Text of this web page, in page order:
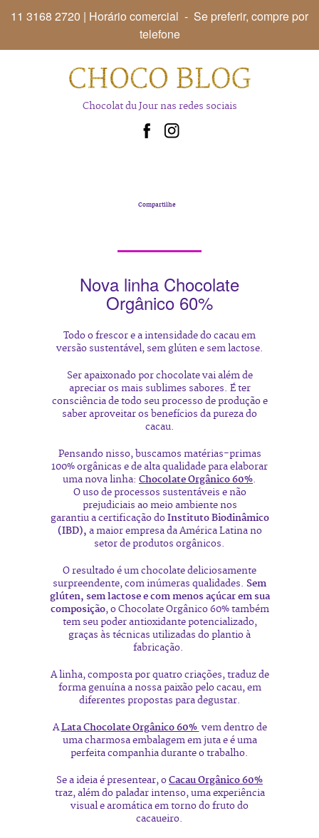
11 3168 2720 | Horário comercial - Se preferir, compre por
telefone
Chocolat du Journas redes sociais
Compartilhe
Nova linha Chocolate
Orgânico 60%
Todo o frescor e a intensidade do cacau em
versão sustentável, sem glúten e sem lactose.
Ser apaixonado por chocolate vai além de
apreciar os mais sublimes sabores. É ter
consciência de todo seu processo de produção e
saber aproveitar os benefícios da pureza do
cacau.
Pensando nisso, buscamos matérias-primas
100% orgânicas e de alta qualidade para elaborar
uma nova linha: Chocolate Orgânico 60%.
O uso de processos sustentáveis e não
prejudiciais ao meio ambiente nos
garantiu a certificação doInstituto Biodinâmico
(IBD),a maior empresa da América Latina no
setor de produtos orgânicos.
O resultado é um chocolate deliciosamente
surpreendente, com inúmeras qualidades. Sem
glúten, sem lactosee com menos açúcar em sua
composição, o Chocolate Orgânico 60% também
tem seu poder antioxidante potencializado,
graças às técnicas utilizadas do plantio à
fabricação.
A linha, composta por quatro criações, traduz de
forma genuína a nossa paixão pelo cacau, em
diferentes propostas para degustar.
ALata Chocolate Orgânico 60%vem dentro de
uma charmosa embalagem em juta e é uma
perfeita companhia durante o trabalho.
Se a ideia é presentear, oCacau Orgânico 60%
traz, além do paladar intenso, uma experiência
visual e aromática em torno do fruto do
cacaueiro.